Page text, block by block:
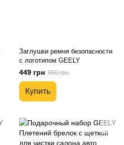
Заглушки ремня безопасности
с логотипом GEELY
449 грн 550 грн
Купить